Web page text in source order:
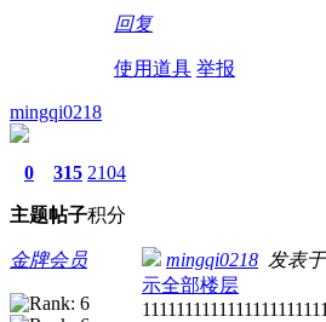
回复
使用道具 举报
mingqi0218
0
主题
315
帖子
2104
积分
金牌会员 mingqi0218 发表
示全部楼层